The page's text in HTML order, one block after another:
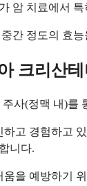
암 치료에서
간 정도의 효
크리산
사(정맥 내)
고 경험하고
니다.
을 예방하기